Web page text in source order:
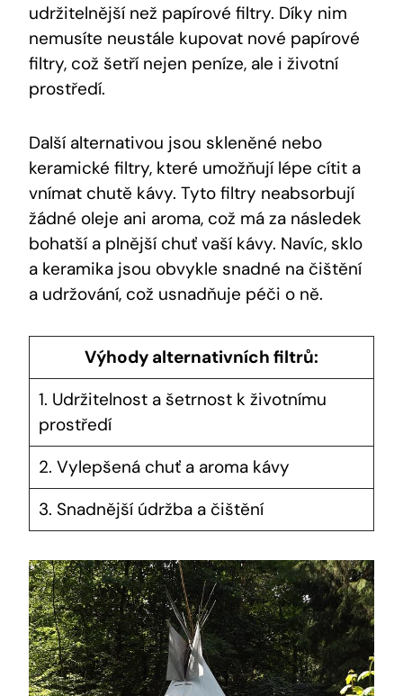
udržitelnější než papírové filtry. Díky nim
nemusíte neustále kupovat nové papírové
filtry, což šetří nejen peníze, ale i životní
prostředí.
Další alternativou jsou skleněné nebo
keramické filtry, které umožňují lépe cítit a
vnímat chutě kávy. Tyto filtry neabsorbují
žádné oleje ani aroma, což má za následek
bohatší a plnější chuť vaší kávy. Navíc, sklo
a keramika jsou obvykle snadné na čištění
a udržování, což usnadňuje péči o ně.
Výhody alternativních filtrů:
1. Udržitelnost a šetrnost k životnímu
prostředí
2. Vylepšená chuť a aroma kávy
3. Snadnější údržba a čištění